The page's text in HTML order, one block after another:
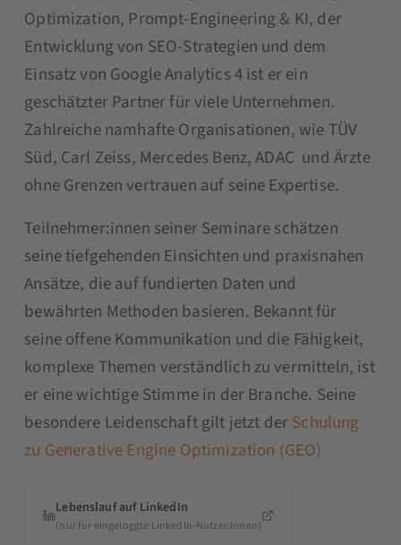
Optimization, Prompt-Engineering & KI, der
Entwicklung von SEO-Strategien und dem
Einsatz von Google Analytics 4 ist er ein
geschätzter Partner für viele Unternehmen.
Zahlreiche namhafte Organisationen, wie TÜV
Süd, Carl Zeiss, Mercedes Benz, ADAC und Ärzte
ohne Grenzen vertrauen auf seine Expertise.
Teilnehmer:innen seiner Seminare schätzen
seine tiefgehenden Einsichten und praxisnahen
Ansätze, die auf fundierten Daten und
bewährten Methoden basieren. Bekannt für
seine offene Kommunikation und die Fähigkeit,
komplexe Themen verständlich zu vermitteln, ist
er eine wichtige Stimme in der Branche. Seine
besondere Leidenschaft gilt jetzt derSchulung
zu Generative Engine Optimization (GEO)
Lebenslauf auf LinkedIn
(nur für eingeloggte LinkedIn-Nutzer:innen)